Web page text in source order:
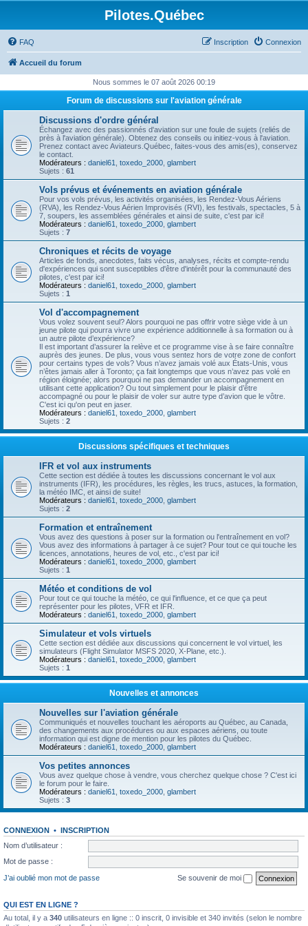
Pilotes.Québec
FAQ Connexion
Inscription
Accueil du forum
Nous sommes le 07 août 2026 00:19
Forum de discussions sur l'aviation générale
Discussions d'ordre général
Échangez avec des passionnés d'aviation sur une foule de sujets (reliés de
près à l'aviation générale). Obtenez des conseils ou initiez-vous à l'aviation.
Prenez contact avec Aviateurs.Québec, faites-vous des amis(es), conservez
le contact.
Modérateurs : daniel61 toxedo_2000 glambert
Sujets : 61
Vols prévus et événements en aviation générale
Pour vos vols prévus, les activités organisées, les Rendez-Vous Aériens
(RVA), les Rendez-Vous Aérien Improvisés (RVI), les festivals, spectacles, 5 à
7, soupers, les assemblées générales et ainsi de suite, c'est par ici!
Modérateurs : daniel61 toxedo_2000 glambert
Sujets : 7
Chroniques et récits de voyage
Articles de fonds, anecdotes, faits vécus, analyses, récits et compte-rendu
d'expériences qui sont susceptibles d'être d'intérêt pour la communauté des
pilotes, c'est par ici!
Modérateurs : daniel61 toxedo_2000 glambert
Sujets : 1
Vol d'accompagnement
Vous volez souvent seul? Alors pourquoi ne pas offrir votre siège vide à un
jeune pilote qui pourra vivre une expérience additionnelle à sa formation ou à
un autre pilote d’expérience?
Il est important d’assurer la relève et ce programme vise à se faire connaître
auprès des jeunes. De plus, vous vous sentez hors de votre zone de confort
pour certains types de vols? Vous n’avez jamais volé aux États-Unis, vous
n’êtes jamais aller à Toronto; ça fait longtemps que vous n’avez pas volé en
région éloignée; alors pourquoi ne pas demander un accompagnement en
utilisant cette application? Ou tout simplement pour le plaisir d’être
accompagné ou pour le plaisir de voler sur autre type d’avion que le vôtre.
C'est ici qu'on peut en jaser.
Modérateurs : daniel61 toxedo_2000 glambert
Sujets : 2
Discussions spécifiques et techniques
IFR et vol aux instruments
Cette section est dédiée à toutes les discussions concernant le vol aux
instruments (IFR), les procédures, les règles, les trucs, astuces, la formation,
la météo IMC, et ainsi de suite!
Modérateurs : daniel61 toxedo_2000 glambert
Sujets : 2
Formation et entraînement
Vous avez des questions à poser sur la formation ou l'entraînement en vol?
Vous avez des informations à partager à ce sujet? Pour tout ce qui touche les
licences, annotations, heures de vol, etc., c'est par ici!
Modérateurs : daniel61 toxedo_2000 glambert
Sujets : 1
Météo et conditions de vol
Pour tout ce qui touche la météo, ce qui l'influence, et ce que ça peut
représenter pour les pilotes, VFR et IFR.
Modérateurs : daniel61 toxedo_2000 glambert
Simulateur et vols virtuels
Cette section est dédiée aux discussions qui concernent le vol virtuel, les
simulateurs (Flight Simulator MSFS 2020, X-Plane, etc.).
Modérateurs : daniel61 toxedo_2000 glambert
Sujets : 1
Nouvelles et annonces
Nouvelles sur l'aviation générale
Communiqués et nouvelles touchant les aéroports au Québec, au Canada,
des changements aux procédures ou aux espaces aériens, ou toute
information qui est digne de mention pour les pilotes du Québec.
Modérateurs : daniel61 toxedo_2000 glambert
Vos petites annonces
Vous avez quelque chose à vendre, vous cherchez quelque chose ? C'est ici
le forum pour le faire.
Modérateurs : daniel61 toxedo_2000 glambert
Sujets : 3
CONNEXION • INSCRIPTION
Nom d’utilisateur :
Mot de passe :
J’ai oublié mon mot de passe
Se souvenir de moi
QUI EST EN LIGNE ?
Au total, il y a 340 utilisateurs en ligne :: 0 inscrit, 0 invisible et 340 invités (selon le nombre